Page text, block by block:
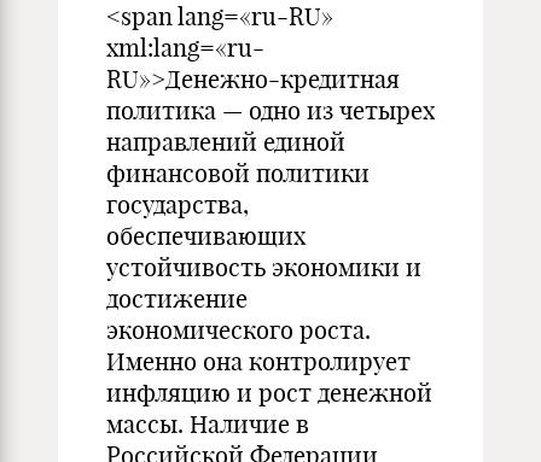
<span lang=«ru-RU»
xml:lang=«ru-
RU»>Денежно-кредитная
политика — одно из четырех
направлений единой
финансовой политики
государства,
обеспечивающих
устойчивость экономики и
достижение
экономического роста.
Именно она контролирует
инфляцию и рост денежной
массы. Наличие в
Российской Федерации